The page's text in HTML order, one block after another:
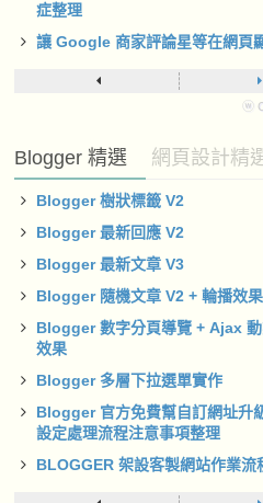
症整理
讓 Google 商家評論星等在網頁
ⓦ
Blogger 精選 網頁設計精
Blogger 樹狀標籤 V2
Blogger 最新回應 V2
Blogger 最新文章 V3
Blogger 隨機文章 V2 + 輪播效果
Blogger 數字分頁導覽 + Ajax 動
效果
Blogger 多層下拉選單實作
Blogger 官方免費幫自訂網址升
設定處理流程注意事項整理
BLOGGER 架設客製網站作業流